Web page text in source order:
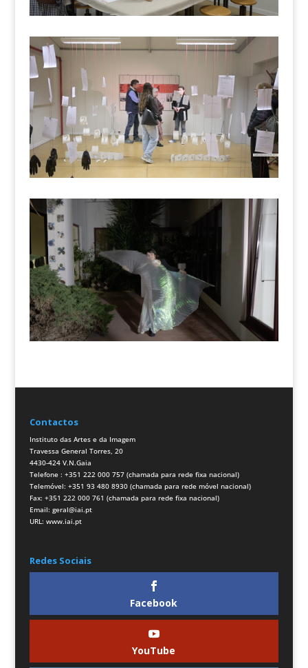
Contactos
Instituto das Artes e da Imagem
Travessa General Torres, 20
4430-424 V.N.Gaia
Telefone : +351 222 000 757 (chamada para rede fixa nacional)
Telemóvel: +351 93 480 8930 (chamada para rede móvel nacional)
Fax: +351 222 000 761 (chamada para rede fixa nacional)
Email: geral@iai.pt
URL: www.iai.pt
Redes Sociais
Facebook
YouTube